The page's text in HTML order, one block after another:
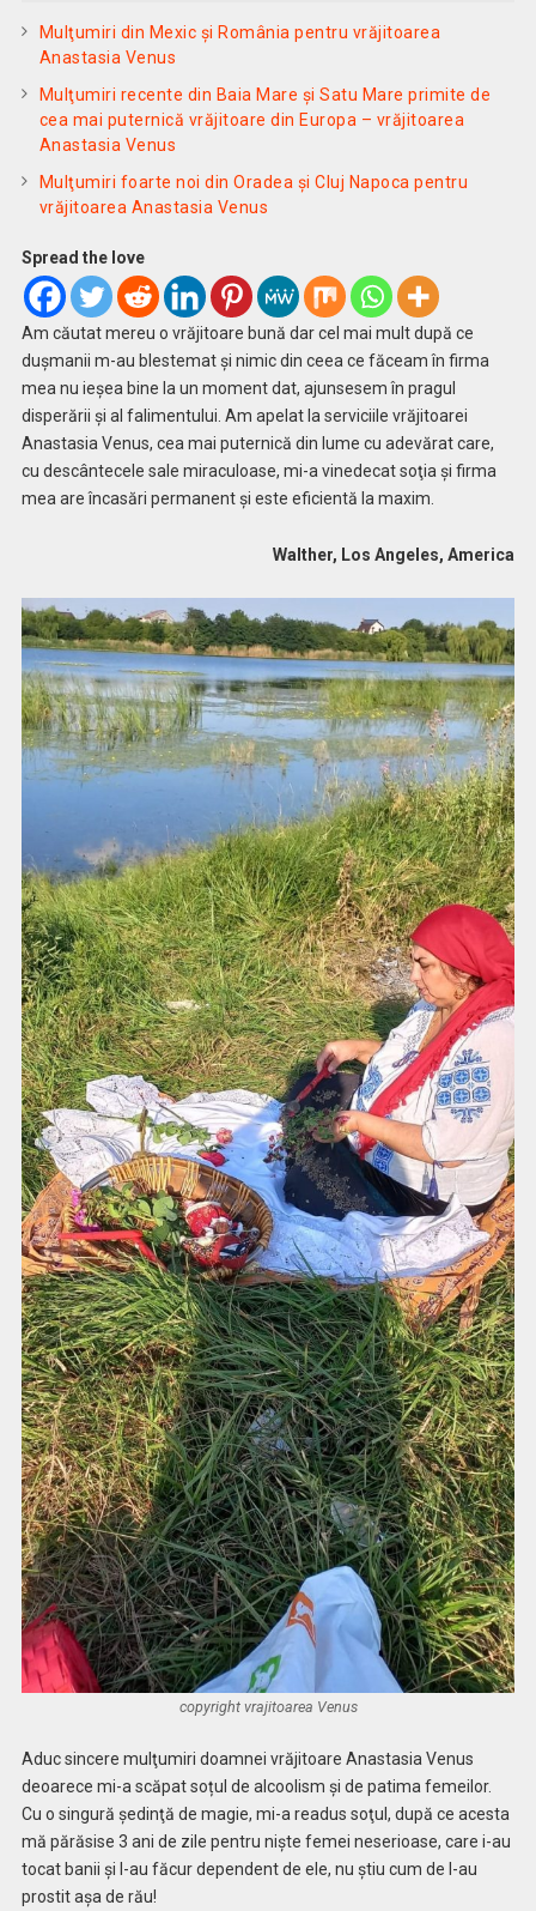
Mulţumiri din Mexic și România pentru vrăjitoarea
Anastasia Venus
Mulţumiri recente din Baia Mare și Satu Mare primite de
cea mai puternică vrăjitoare din Europa – vrăjitoarea
Anastasia Venus
Mulţumiri foarte noi din Oradea și Cluj Napoca pentru
vrăjitoarea Anastasia Venus
Spread the love
Am căutat mereu o vrăjitoare bună dar cel mai mult după ce
duşmanii m-au blestemat şi nimic din ceea ce făceam în firma
mea nu ieşea bine la un moment dat, ajunsesem în pragul
disperării și al falimentului. Am apelat la serviciile vrăjitoarei
Anastasia Venus, cea mai puternică din lume cu adevărat care,
cu descântecele sale miraculoase, mi-a vinedecat soţia şi firma
mea are încasări permanent și este eficientă la maxim.
Walther, Los Angeles, America
copyright vrajitoarea Venus
Aduc sincere mulţumiri doamnei vrăjitoare Anastasia Venus
deoarece mi-a scăpat soțul de alcoolism și de patima femeilor.
Cu o singură şedinţă de magie, mi-a readus soţul, după ce acesta
mă părăsise 3 ani de zile pentru niște femei neserioase, care i-au
tocat banii și l-au făcur dependent de ele, nu știu cum de l-au
prostit așa de rău!